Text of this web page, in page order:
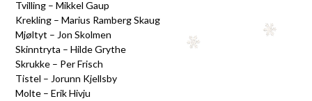
Tvilling – Mikkel Gaup
Krekling – Marius Ramberg Skaug
Mjøltyt – Jon Skolmen
Skinntryta – Hilde Grythe
Skrukke – Per Frisch
Tistel – Jorunn Kjellsby
Molte – Erik Hivju